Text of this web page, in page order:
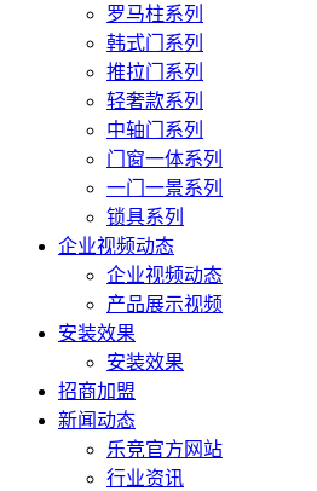
罗马柱系列
韩式门系列
推拉门系列
轻奢款系列
中轴门系列
门窗一体系列
一门一景系列
锁具系列
企业视频动态
企业视频动态
产品展示视频
安装效果
安装效果
招商加盟
新闻动态
乐竞官方网站
行业资讯